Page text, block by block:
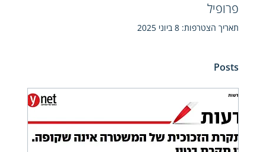
פרופיל
תאריך הצטרפות: 8 ביוני 2025
Posts